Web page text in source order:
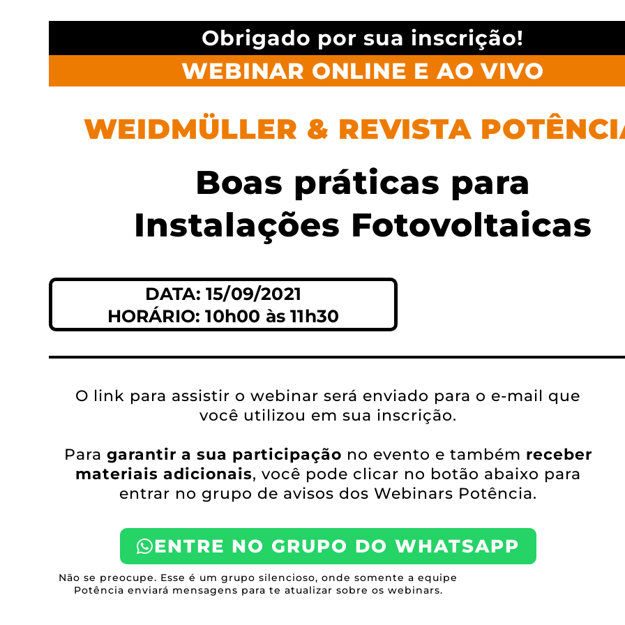
Obrigado por sua inscrição!
WEBINAR ONLINE E AO VIVO
WEIDMÜLLER & REVISTA
Boas práticas para
Instalações Fotovoltaicas
DATA: 15/09/2021
HORÁRIO: 10h00 às 11h30
O link para assistir o webinar será enviado para o e-mail que
você utilizou em sua inscrição.
Para garantir a sua participação no evento e também receber
materiais adicionais, você pode clicar no botão abaixo para
entrar no grupo de avisos dos Webinars Potência.
ENTRE NO GRUPO DO WHATSAPP
Não se preocupe. Esse é um grupo silencioso, onde somente a equipe
Potência enviará mensagens para te atualizar sobre os webinars.